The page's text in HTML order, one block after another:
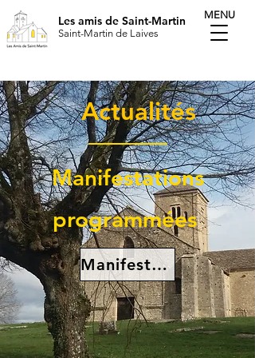
Les amis de Saint-Martin
Saint-Martin de Laives
MENU
Actualités
Manifestations
programmées
Manifestations 2026